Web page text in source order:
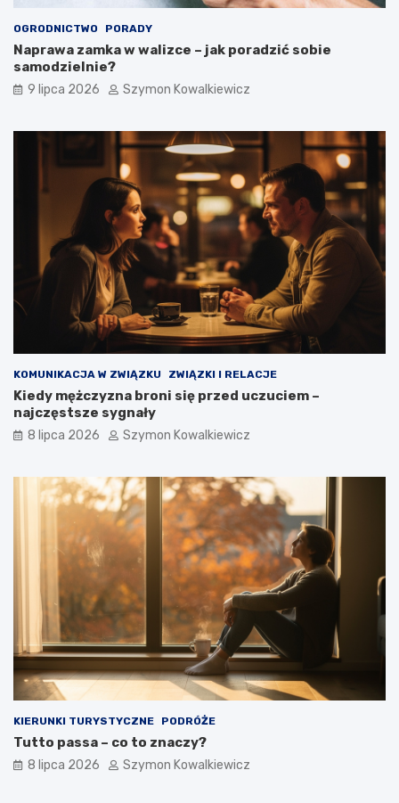
OGRODNICTWO PORADY
Naprawa zamka w walizce – jak poradzić sobie
samodzielnie?
9 lipca 2026 Szymon Kowalkiewicz
KOMUNIKACJA W ZWIĄZKU ZWIĄZKI I RELACJE
Kiedy mężczyzna broni się przed uczuciem –
najczęstsze sygnały
8 lipca 2026 Szymon Kowalkiewicz
KIERUNKI TURYSTYCZNE PODRÓŻE
Tutto passa – co to znaczy?
8 lipca 2026 Szymon Kowalkiewicz